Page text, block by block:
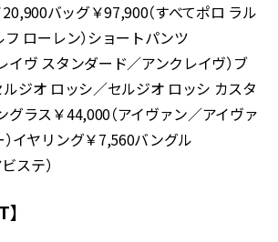
バッグ￥97,900（すべてポロ ラル
ローレン）ショートパンツ
イヴ スタンダード／アンクレイヴ）ブ
ルジオ ロッシ／セルジオ ロッシ カスタ
グラス￥44,000（アイヴァン／アイヴァ
イヤリング￥7,560バングル
ステ）